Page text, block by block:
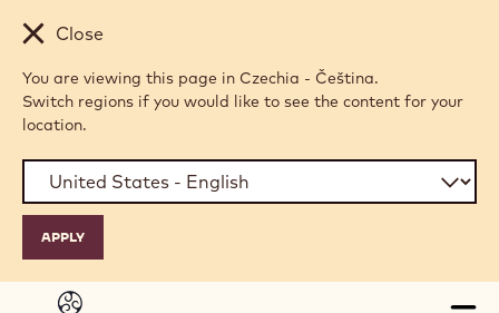
Skip to main content
Close
You are viewing this page in Czechia - Čeština.
Switch regions if you would like to see the content for your
location.